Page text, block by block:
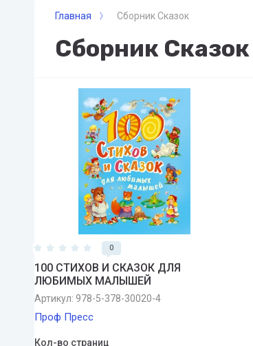
Главная Сборник Сказок
Сборник Сказок
0
100 СТИХОВ И СКАЗОК ДЛЯ
ЛЮБИМЫХ МАЛЫШЕЙ
Артикул: 978-5-378-30020-4
Проф Пресс
Кол-во страниц